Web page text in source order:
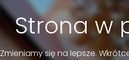
Strona w
Zmieniamy się na lepsze.